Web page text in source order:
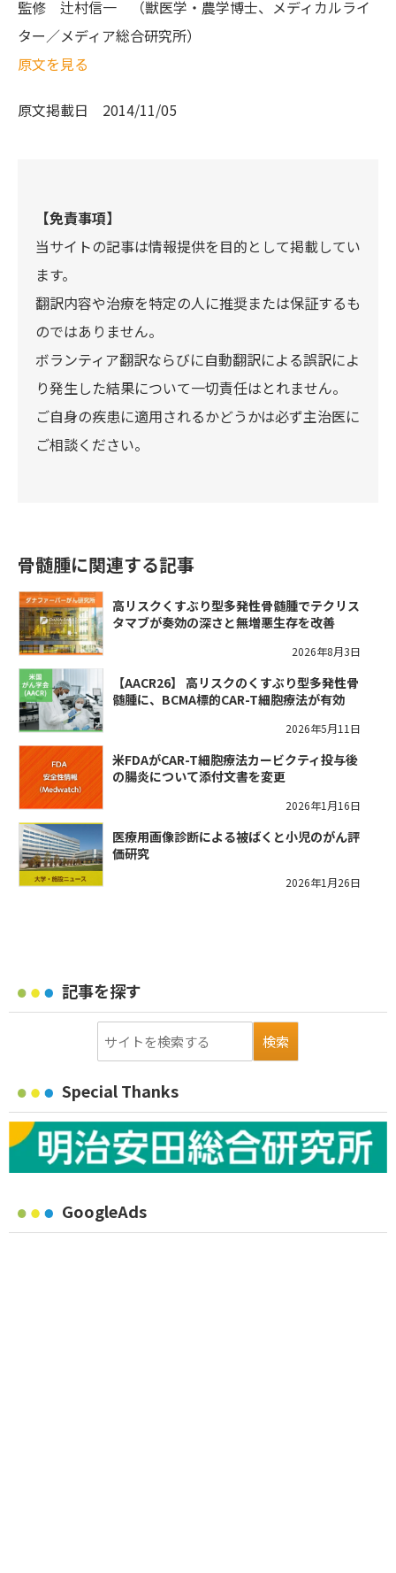
監修 辻村信一 （獣医学・農学博士、メディカルライ
ター／メディア総合研究所）
原文を見る
原文掲載日 2014/11/05
【免責事項】
当サイトの記事は情報提供を目的として掲載してい
ます。
翻訳内容や治療を特定の人に推奨または保証するも
のではありません。
ボランティア翻訳ならびに自動翻訳による誤訳によ
り発生した結果について一切責任はとれません。
ご自身の疾患に適用されるかどうかは必ず主治医に
ご相談ください。
骨髄腫に関連する記事
高リスクくすぶり型多発性骨髄腫でテクリス
タマブが奏効の深さと無増悪生存を改善
2026年8月3日
【AACR26】 高リスクのくすぶり型多発性骨
髄腫に、BCMA標的CAR-T細胞療法が有効
2026年5月11日
米FDAがCAR-T細胞療法カービクティ投与後
の腸炎について添付文書を変更
2026年1月16日
医療用画像診断による被ばくと小児のがん評
価研究
2026年1月26日
記事を探す
Special Thanks
GoogleAds